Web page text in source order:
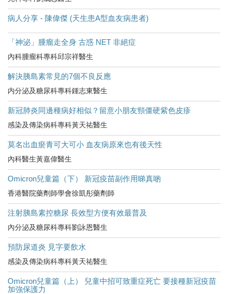
病人分享 - 陳偉傑 (天生患A型血友病患者)
「神泌」腫瘤走全身 古惑 NET 非絕症
內科腫瘤科專科邱宗祥醫生
解決胰島素常見的7個不良反應
内分泌及糖尿科專科鍾志東醫生
新冠肺炎同邊種病好相似？留意小朋友頸僵硬紫色皮疹
感染及傳染病科專科黃天祐醫生
莫名出血瘀青可大可小 血友病原來也有後天性
內科醫生黃嘉偉醫生
Omicron兒童篇（下） 新冠疫苗副作用睇真啲
香港醫院藥劑師學會徐凱彤藥劑師
注射胰島素控糖尿 長效型方便有效最普及
內分泌及糖尿科專科劉詠恩醫生
預防尿道炎 見字要飲水
感染及傳染病科專科黃天祐醫生
Omicron兒童篇（上） 兒童中招可致重症死亡 要接種新冠疫苗
加強保護力